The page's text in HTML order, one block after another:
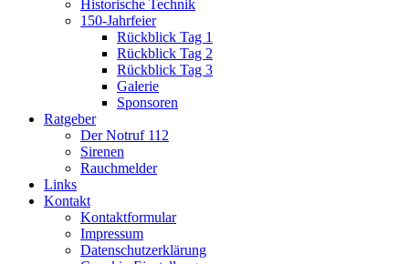
Historische Technik
150-Jahrfeier
Rückblick Tag 1
Rückblick Tag 2
Rückblick Tag 3
Galerie
Sponsoren
Ratgeber
Der Notruf 112
Sirenen
Rauchmelder
Links
Kontakt
Kontaktformular
Impressum
Datenschutzerklärung